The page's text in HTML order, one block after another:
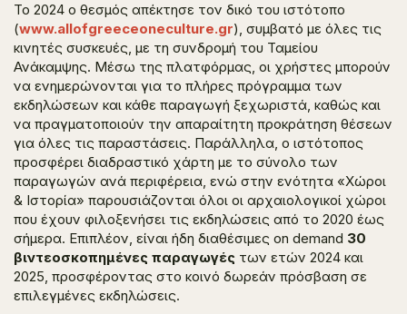
Το 2024 ο θεσμός απέκτησε τον δικό του ιστότοπο
(www.allofgreeceoneculture.gr), συμβατό με όλες τις
κινητές συσκευές, με τη συνδρομή του Ταμείου
Ανάκαμψης. Μέσω της πλατφόρμας, οι χρήστες μπορούν
να ενημερώνονται για το πλήρες πρόγραμμα των
εκδηλώσεων και κάθε παραγωγή ξεχωριστά, καθώς και
να πραγματοποιούν την απαραίτητη προκράτηση θέσεων
για όλες τις παραστάσεις. Παράλληλα, ο ιστότοπος
προσφέρει διαδραστικό χάρτη με το σύνολο των
παραγωγών ανά περιφέρεια, ενώ στην ενότητα «Χώροι
& Ιστορία» παρουσιάζονται όλοι οι αρχαιολογικοί χώροι
που έχουν φιλοξενήσει τις εκδηλώσεις από το 2020 έως
σήμερα. Επιπλέον, είναι ήδη διαθέσιμες on demand 30
βιντεοσκοπημένες παραγωγές των ετών 2024 και
2025, προσφέροντας στο κοινό δωρεάν πρόσβαση σε
επιλεγμένες εκδηλώσεις.